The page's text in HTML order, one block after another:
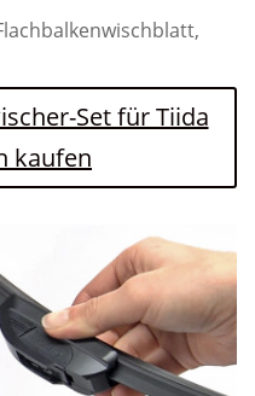
Set für Tiida
kaufen